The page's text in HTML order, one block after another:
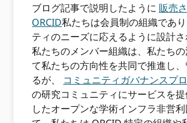
ブログ記事で説明したように 販売
ORCID私たちは会員制の組織であ
ティのニーズに応えるように設計さ
私たちのメンバー組織は、私たち
て私たちの方向性を共同で推進し
るが、 コミュニティガバナンスプ
の研究コミュニティにサービスを
したオープンな学術インフラ非営